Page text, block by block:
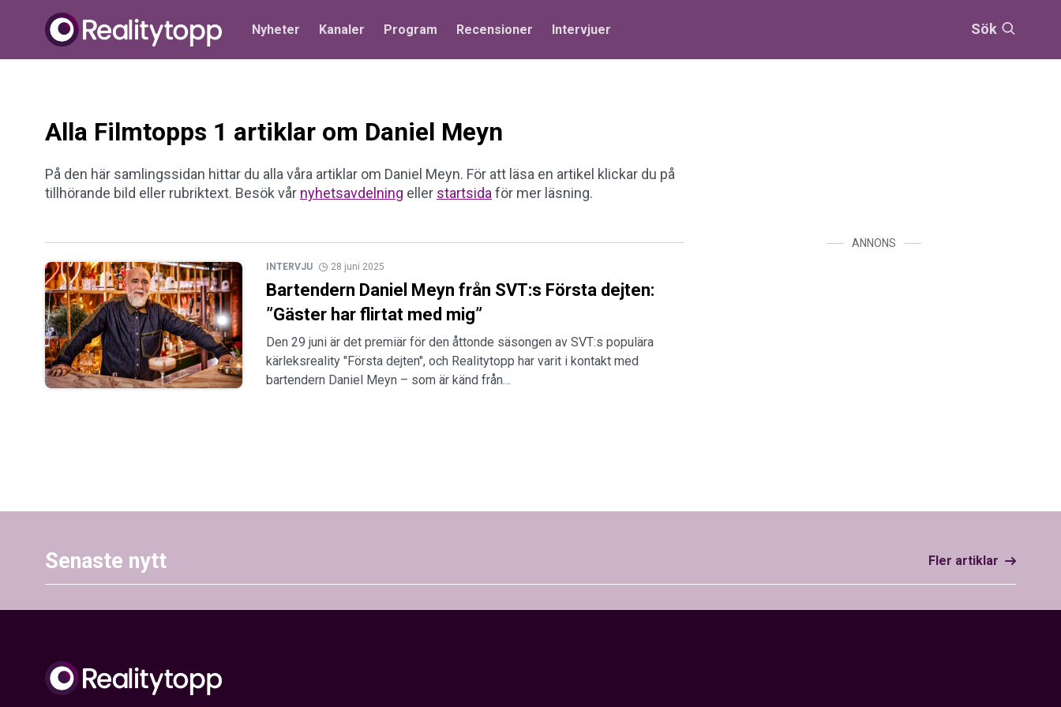
Nyheter Kanaler Program Recensioner Intervjuer Sök
Alla Filmtopps 1 artiklar om Daniel Meyn
På den här samlingssidan hittar du alla våra artiklar om Daniel Meyn. För att läsa en artikel klickar du på
tillhörande bild eller rubriktext. Besök vår nyhetsavdelning eller startsida för mer läsning.
INTERVJU 28 juni 2025
Bartendern Daniel Meyn från SVT:s Första dejten:
”Gäster har flirtat med mig”
Den 29 juni är det premiär för den åttonde säsongen av SVT:s populära
kärleksreality "Första dejten", och Realitytopp har varit i kontakt med
bartendern Daniel Meyn – som är känd från…
ANNONS
Senaste nytt Fler artiklar